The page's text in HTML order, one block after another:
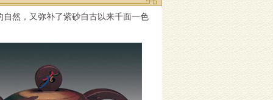
然，又弥补了紫砂自古以来千面一色